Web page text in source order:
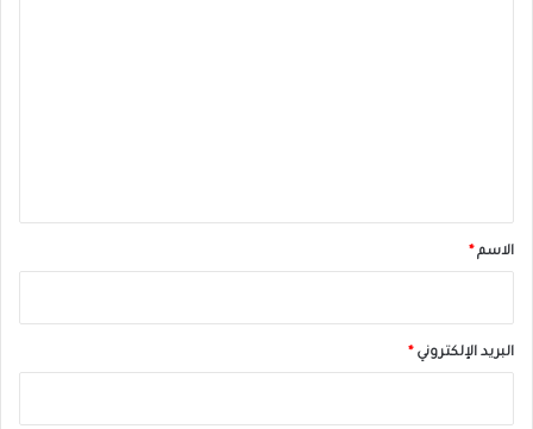
*الاسم*
البريد الإلكتروني*